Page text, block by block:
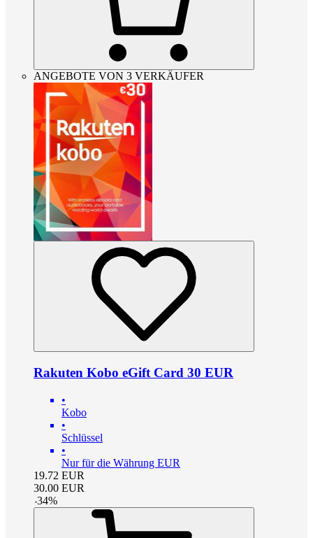
ANGEBOTE VON 3 VERKÄUFER
Rakuten Kobo eGift Card 30 EUR
•
Kobo
•
Schlüssel
•
Nur für die Währung EUR
19.72 EUR
30.00 EUR
-34%